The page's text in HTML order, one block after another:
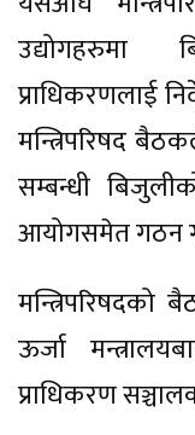
उद्योगहरुमा
प्राधिकरणलाई
मन्त्रिपरिषद
सम्बन्धी
आयोगसमेत गठन
मन्त्रिपरिषदको
ऊर्जा
प्राधिकरण